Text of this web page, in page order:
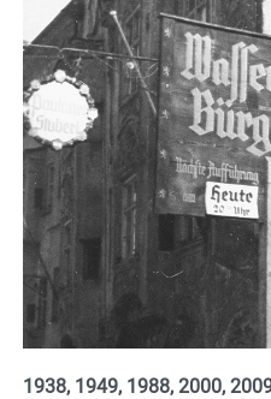
1938, 1949, 1988, 2000,